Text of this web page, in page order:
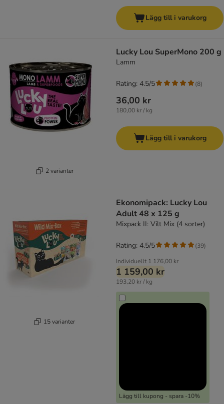
Lägg till i varukorg
2 varianter
Lucky Lou SuperMono 200 g
Lamm
36,00 kr
180,00 kr / kg
Rating: 4.5/5 (8)
Lägg till i varukorg
15 varianter
Ekonomipack: Lucky Lou
Adult 48 x 125 g
Mixpack II: Vilt Mix (4 sorter)
Individuellt 1 176,00 kr
1 159,00 kr
193,20 kr / kg
Lägg till kupong - spara -10%
Rating: 4.5/5 (39)